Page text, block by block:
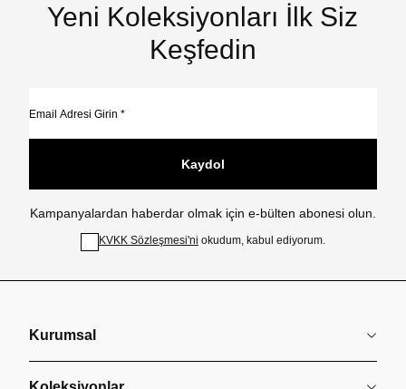
Yeni Koleksiyonları İlk Siz
Keşfedin
Kaydol
Kampanyalardan haberdar olmak için e-bülten abonesi olun.
KVKK Sözleşmesi'ni okudum, kabul ediyorum.
Kurumsal